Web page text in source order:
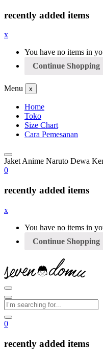
recently added items
x
You have no items in
Continue Shopping
Menu x
Home
Toko
Size Chart
Cara Pemesanan
Jaket Anime Naruto Dewa
0
recently added items
x
You have no items in
Continue Shopping
0
recently added items